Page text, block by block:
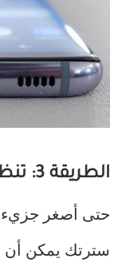
الطريقة 3: تنظيف منفذ الشحن
حتى أصغر جزيء
سترتك يمكن أن